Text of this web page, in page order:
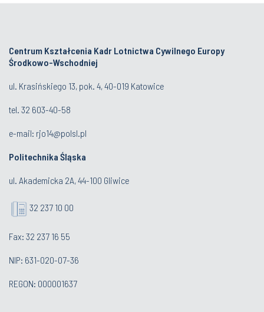
Centrum Kształcenia Kadr Lotnictwa Cywilnego Europy
Środkowo-Wschodniej
ul. Krasińskiego 13, pok. 4, 40-019 Katowice
tel. 32 603-40-58
e-mail: rjo14@polsl.pl
Politechnika Śląska
ul. Akademicka 2A, 44-100 Gliwice
32 237 10 00
Fax: 32 237 16 55
NIP: 631-020-07-36
REGON: 000001637